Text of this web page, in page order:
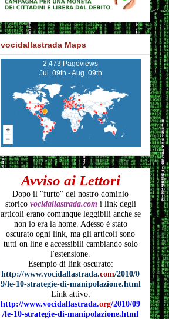
vocidallastrada Maps
2,473 Pageviews
Jul. 09th - Aug. 09th
Avviso ai Lettori
Dopo il "furto" del nostro dominio
storico vocidallastrada.comi link degli
articoli erano comunque leggibili anche se
non lo era la home. Adesso è stato
oscurato ogni link, ma gli articoli sono
tutti on line e accessibili cambiando solo
l'estensione.
Esempio di link oscurato:
http://www.vocidallastrada.com/2010/0
9/le-10-strategie-di-manipolazione.html
Link attivo:
http://www.vocidallastrada.org/2010/09
/le-10-strategie-di-manipolazione.html